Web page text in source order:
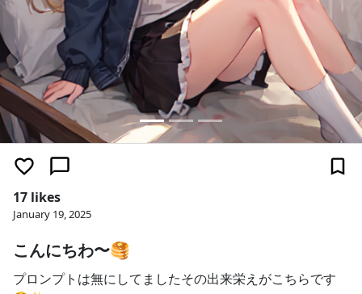
17 likes
January 19, 2025
こんにちわ〜🥞
プロンプトは無にしてましたその出来栄えがこちらです